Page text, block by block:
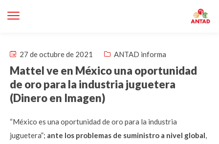
27 de octubre de 2021 ANTAD informa
Mattel ve en México una oportunidad
de oro para la industria juguetera
(Dinero en Imagen)
“México es una oportunidad de oro para la industria
juguetera”; ante los problemas de suministro a nivel global,